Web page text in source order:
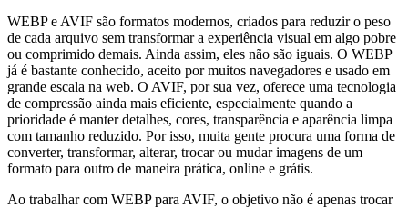
WEBP e AVIF são formatos modernos, criados para reduzir o peso
de cada arquivo sem transformar a experiência visual em algo pobre
ou comprimido demais. Ainda assim, eles não são iguais. O WEBP
já é bastante conhecido, aceito por muitos navegadores e usado em
grande escala na web. O AVIF, por sua vez, oferece uma tecnologia
de compressão ainda mais eficiente, especialmente quando a
prioridade é manter detalhes, cores, transparência e aparência limpa
com tamanho reduzido. Por isso, muita gente procura uma forma de
converter, transformar, alterar, trocar ou mudar imagens de um
formato para outro de maneira prática, online e grátis.
Ao trabalhar com WEBP para AVIF, o objetivo não é apenas trocar